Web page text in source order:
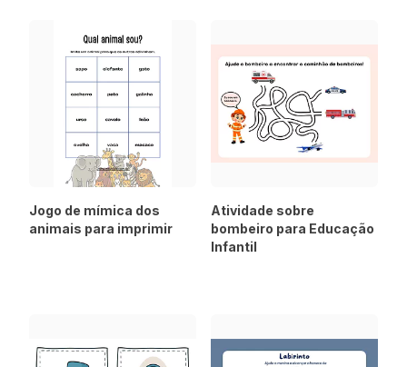
Jogo de mímica dos
animais para imprimir
Atividade sobre
bombeiro para Educação
Infantil